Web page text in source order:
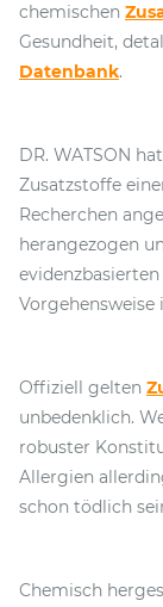
chemischen
Gesundheit,
Datenbank.
DR. WATSON
Zusatzstoffe
Recherchen
herangezogen
Vorgehensweise
Offiziell gelten
unbedenklich.
robuster
Allergien
schon tödlich
Chemisch